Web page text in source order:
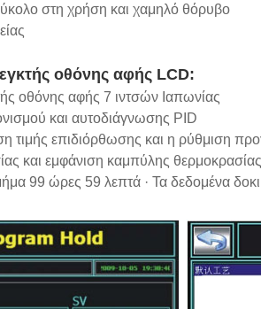
στη χρήση και χαμηλό θόρυβο
οθόνης αφής LCD:
οθόνης αφής 7 ιντσών Ιαπωνίας
και αυτοδιάγνωσης PID
τιμής επιδιόρθωσης και η ρύθμιση
και εμφάνιση καμπύλης
99 ώρες 59 λεπτά · Τα δεδομένα